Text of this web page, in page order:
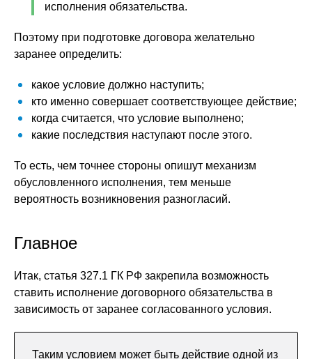
исполнения обязательства.
Поэтому при подготовке договора желательно
заранее определить:
какое условие должно наступить;
кто именно совершает соответствующее действие;
когда считается, что условие выполнено;
какие последствия наступают после этого.
То есть, чем точнее стороны опишут механизм
обусловленного исполнения, тем меньше
вероятность возникновения разногласий.
Главное
Итак, статья 327.1 ГК РФ закрепила возможность
ставить исполнение договорного обязательства в
зависимость от заранее согласованного условия.
Таким условием может быть действие одной из